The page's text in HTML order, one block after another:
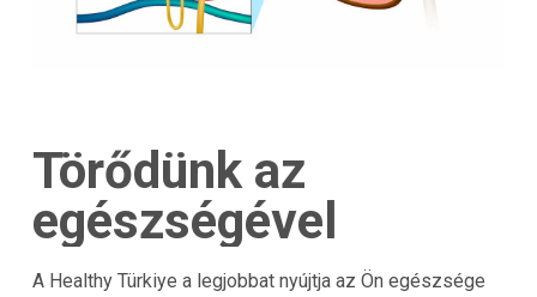
Törődünk az
egészségével
A Healthy Türkiye a legjobbat nyújtja az Ön egészsége